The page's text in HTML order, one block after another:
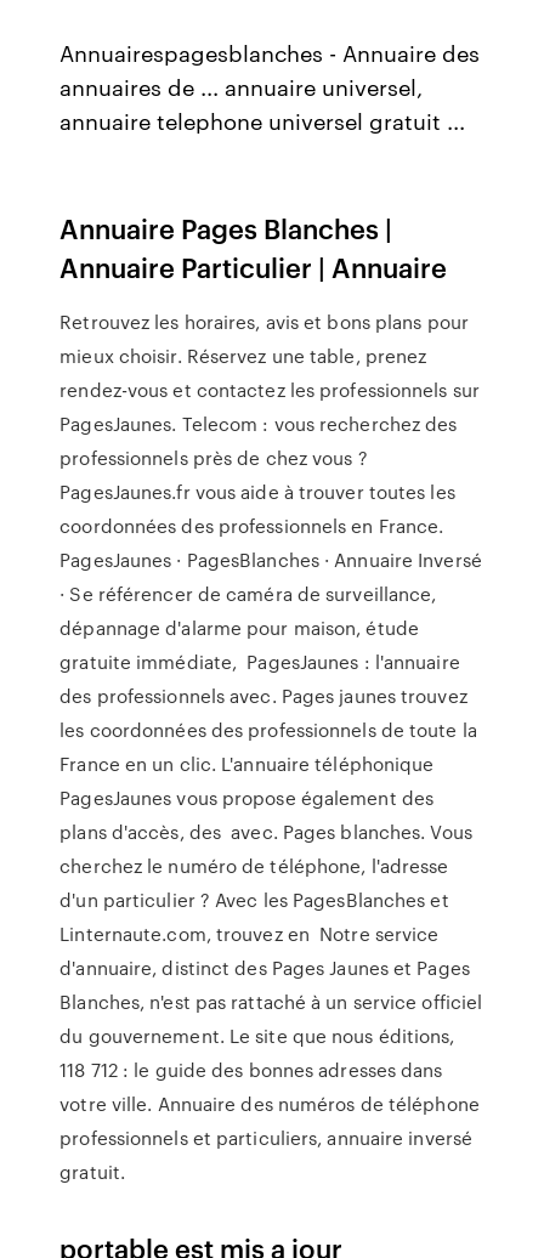
Annuairespagesblanches - Annuaire des
annuaires de ... annuaire universel,
annuaire telephone universel gratuit ...
Annuaire Pages Blanches |
Annuaire Particulier | Annuaire
Retrouvez les horaires, avis et bons plans pour
mieux choisir. Réservez une table, prenez
rendez-vous et contactez les professionnels sur
PagesJaunes. Telecom : vous recherchez des
professionnels près de chez vous ?
PagesJaunes.fr vous aide à trouver toutes les
coordonnées des professionnels en France.
PagesJaunes · PagesBlanches · Annuaire Inversé
· Se référencer de caméra de surveillance,
dépannage d'alarme pour maison, étude
gratuite immédiate, PagesJaunes : l'annuaire
des professionnels avec. Pages jaunes trouvez
les coordonnées des professionnels de toute la
France en un clic. L'annuaire téléphonique
PagesJaunes vous propose également des
plans d'accès, des avec. Pages blanches. Vous
cherchez le numéro de téléphone, l'adresse
d'un particulier ? Avec les PagesBlanches et
Linternaute.com, trouvez en Notre service
d'annuaire, distinct des Pages Jaunes et Pages
Blanches, n'est pas rattaché à un service officiel
du gouvernement. Le site que nous éditions,
118 712 : le guide des bonnes adresses dans
votre ville. Annuaire des numéros de téléphone
professionnels et particuliers, annuaire inversé
gratuit.
portable est mis a jour